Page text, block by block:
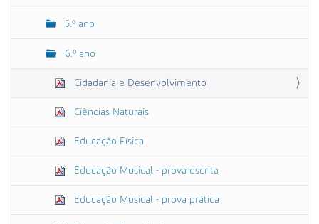
5.º ano
6.º ano
Cidadania e Desenvolvimento
Ciências Naturais
Educação Física
Educação Musical - prova escrita
Educação Musical - prova prática